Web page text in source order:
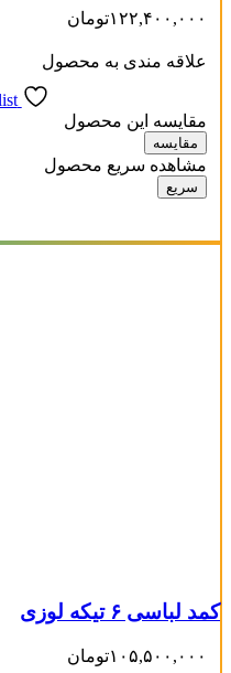
۱۲۲,۴۰۰,۰۰۰تومان
علاقه مندی به محصول
مقایسه این محصول
مقایسه
مشاهده سریع محصول
سریع
کمد لباسی ۶ تیکه لوزی
۱۰۵,۵۰۰,۰۰۰تومان